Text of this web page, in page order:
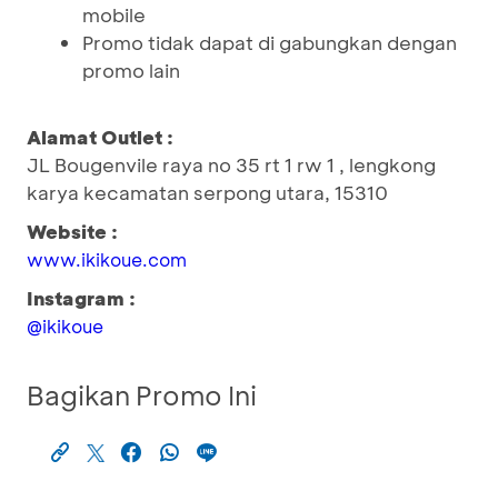
mobile
Promo tidak dapat di gabungkan dengan
promo lain
Alamat Outlet :
JL Bougenvile raya no 35 rt 1 rw 1 , lengkong
karya kecamatan serpong utara, 15310
Website :
www.ikikoue.com
Instagram :
@ikikoue
Bagikan Promo Ini